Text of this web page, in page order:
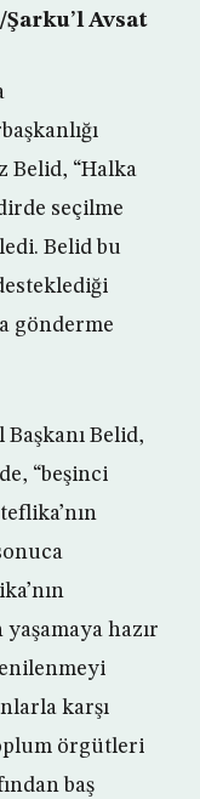
Avsat
Belid, “Halka
seçilme
Belid bu
gönderme
Belid,
“beşinci
hazır
karşı
örgütleri
baş